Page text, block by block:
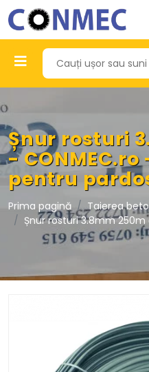
Șnur rosturi
-
pentru
Prima pagină Taierea
Șnur rosturi 3.8mm 250m